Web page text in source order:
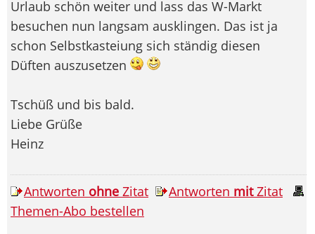
Urlaub schön weiter und lass das W-Markt
besuchen nun langsam ausklingen. Das ist ja
schon Selbstkasteiung sich ständig diesen
Düften auszusetzen
Tschüß und bis bald.
Liebe Grüße
Heinz
Antworten ohne Zitat Antworten mitZitat
Themen-Abo bestellen